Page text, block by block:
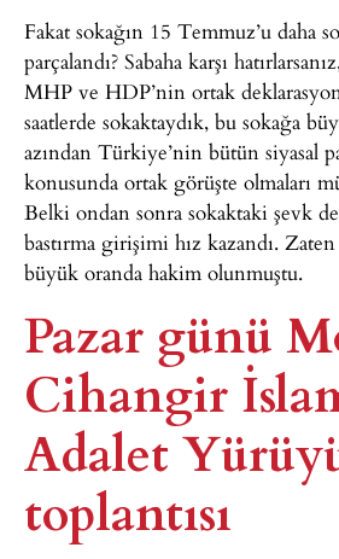
Fakat sokağın 15 Temmuz’u daha
parçalandı? Sabaha karşı
MHP ve HDP’nin ortak
saatlerde sokaktaydık, bu sokağa
azından Türkiye’nin bütün siyasal
konusunda ortak görüşte olmaları
Belki ondan sonra sokaktaki şevk
bastırma girişimi hız kazandı. Zaten
büyük oranda hakim olunmuştu.
Pazar günü
Cihangir
Adalet
toplantısı